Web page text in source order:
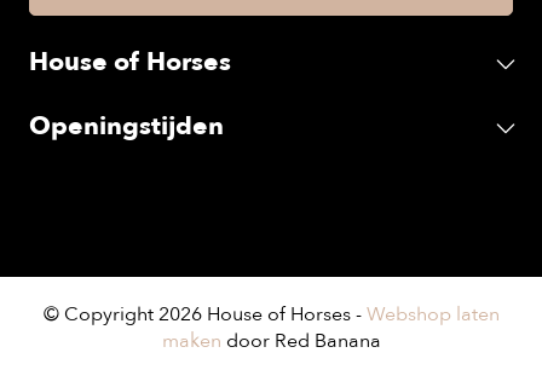
House of Horses
Openingstijden
© Copyright 2026 House of Horses -Webshop laten
maken door Red Banana